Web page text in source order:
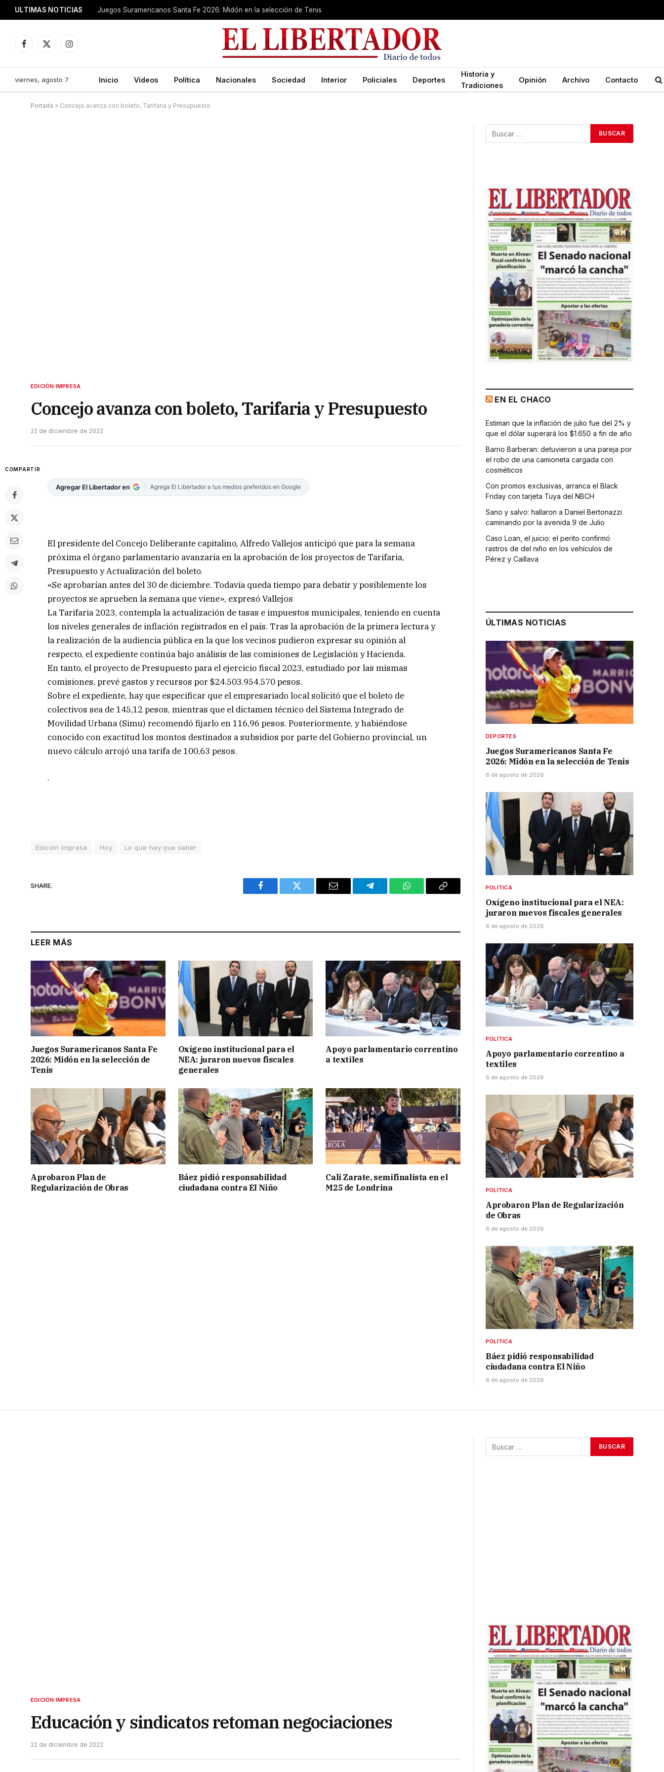
ULTIMAS NOTICIAS Juegos Suramericanos Santa Fe 2026: Midón en la selección de Tenis
Facebook
X
Instagram
viernes, agosto 7 Inicio Videos Política Nacionales Sociedad Interior Policiales Deportes
Historia y
Tradiciones
Opinión Archivo Contacto
Portada » Concejo avanza con boleto, Tarifaria y Presupuesto
EDICIÓN IMPRESA
Concejo avanza con boleto, Tarifaria y Presupuesto
22 de diciembre de 2022
COMPARTIR
Agregar El Libertador en Agrega El Libertador a tus medios preferidos en Google
El presidente del Concejo Deliberante capitalino, Alfredo Vallejos anticipó que para la semana
próxima el órgano parlamentario avanzaría en la aprobación de los proyectos de Tarifaria,
Presupuesto y Actualización del boleto.
«Se aprobarían antes del 30 de diciembre. Todavía queda tiempo para debatir y posiblemente los
proyectos se aprueben la semana que viene», expresó Vallejos
La Tarifaria 2023, contempla la actualización de tasas e impuestos municipales, teniendo en cuenta
los niveles generales de inflación registrados en el país. Tras la aprobación de la primera lectura y
la realización de la audiencia pública en la que los vecinos pudieron expresar su opinión al
respecto, el expediente continúa bajo análisis de las comisiones de Legislación y Hacienda.
En tanto, el proyecto de Presupuesto para el ejercicio fiscal 2023, estudiado por las mismas
comisiones, prevé gastos y recursos por $24.503.954.570 pesos.
Sobre el expediente, hay que especificar que el empresariado local solicitó que el boleto de
colectivos sea de 145,12 pesos, mientras que el dictamen técnico del Sistema Integrado de
Movilidad Urbana (Simu) recomendó fijarlo en 116,96 pesos. Posteriormente, y habiéndose
conocido con exactitud los montos destinados a subsidios por parte del Gobierno provincial, un
nuevo cálculo arrojó una tarifa de 100,63 pesos.
.
Edición Impresa Hoy Lo que hay que saber
SHARE.
Facebook Twitter Email Telegram WhatsAppCopy
LEER MÁS
Juegos Suramericanos Santa Fe
2026: Midón en la selección de
Tenis
Oxígeno institucional para el
NEA: juraron nuevos fiscales
generales
Apoyo parlamentario correntino
a textiles
Aprobaron Plan de
Regularización de Obras
Báez pidió responsabilidad
ciudadana contra El Niño
Cali Zarate, semifinalista en el
M25 de Londrina
EN EL CHACO
Estiman que la inflación de julio fue del 2% y
que el dólar superará los $1.650 a fin de año
Barrio Barberan: detuvieron a una pareja por
el robo de una camioneta cargada con
cosméticos
Con promos exclusivas, arranca el Black
Friday con tarjeta Tuya del NBCH
Sano y salvo: hallaron a Daniel Bertonazzi
caminando por la avenida 9 de Julio
Caso Loan, el juicio: el perito confirmó
rastros de del niño en los vehículos de
Pérez y Caillava
ÚLTIMAS NOTICIAS
DEPORTES
Juegos Suramericanos Santa Fe
2026: Midón en la selección de Tenis
6 de agosto de 2026
POLÍTICA
Oxígeno institucional para el NEA:
juraron nuevos fiscales generales
6 de agosto de 2026
POLÍTICA
Apoyo parlamentario correntino a
textiles
6 de agosto de 2026
POLÍTICA
Aprobaron Plan de Regularización
de Obras
6 de agosto de 2026
POLÍTICA
Báez pidió responsabilidad
ciudadana contra El Niño
6 de agosto de 2026
EDICIÓN IMPRESA
Educación y sindicatos retoman negociaciones
22 de diciembre de 2022